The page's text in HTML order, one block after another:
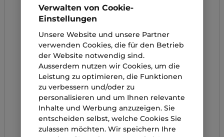
Verwalten von Cookie-
Einstellungen
Unsere Website und unsere Partner
verwenden Cookies, die für den Betrieb
der Website notwendig sind.
Ausserdem nutzen wir Cookies, um die
Leistung zu optimieren, die Funktionen
zu verbessern und/oder zu
personalisieren und um Ihnen relevante
Inhalte und Werbung anzuzeigen. Sie
entscheiden selbst, welche Cookies Sie
zulassen möchten. Wir speichern Ihre